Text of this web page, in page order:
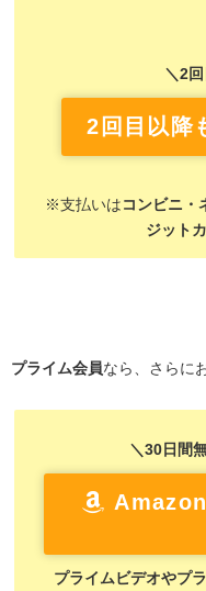
＼2
2回目以降
※支払いは コンビニ・
ジット
プライム会員なら、さらに
＼30日間
プライムビデオやプ